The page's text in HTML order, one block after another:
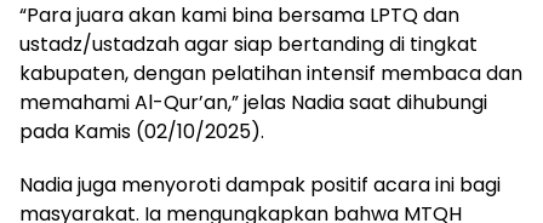
“Para juara akan kami bina bersama LPTQ dan
ustadz/ustadzah agar siap bertanding di tingkat
kabupaten, dengan pelatihan intensif membaca dan
memahami Al-Qur’an,” jelas Nadia saat dihubungi
pada Kamis (02/10/2025).
Nadia juga menyoroti dampak positif acara ini bagi
masyarakat. Ia mengungkapkan bahwa MTQH